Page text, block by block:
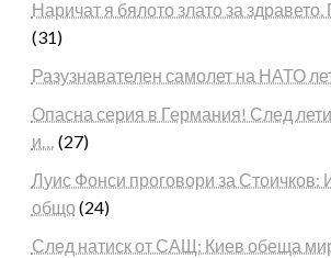
Наричат я бялото злато за
(31)
Разузнавателен самолет на НАТО
Опасна серия в Германия! След
и… (27)
Луис Фонси проговори за Стоичков:
общо (24)
След натиск от САЩ: Киев обеща